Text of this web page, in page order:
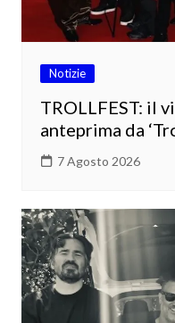
Notizie
TROLLFEST: il
anteprima da
7 Agosto 2026